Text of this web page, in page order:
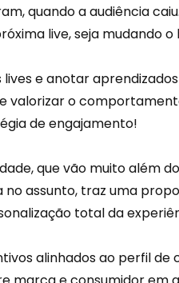
quando a audiência
live, seja mudando
e anotar
valorizar o
de engajamento!
que vão muito além
no assunto, traz uma
total da
alinhados ao perfil de